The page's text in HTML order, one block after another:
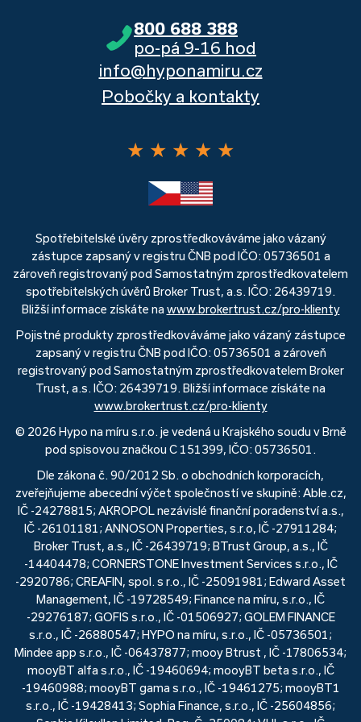
800 688 388
po-pá 9-16 hod
info@hyponamiru.cz
Pobočky a kontakty
★ ★ ★ ★ ★
Spotřebitelské úvěry zprostředkováváme jako vázaný
zástupce zapsaný v registru ČNB pod IČO: 05736501 a
zároveň registrovaný pod Samostatným zprostředkovatelem
spotřebitelských úvěrů Broker Trust, a.s. IČO: 26439719.
Bližší informace získáte na www.brokertrust.cz/pro-klienty
Pojistné produkty zprostředkováváme jako vázaný zástupce
zapsaný v registru ČNB pod IČO: 05736501 a zároveň
registrovaný pod Samostatným zprostředkovatelem Broker
Trust, a.s. IČO: 26439719. Bližší informace získáte na
www.brokertrust.cz/pro-klienty
© 2026 Hypo na míru s.r.o. je vedená u Krajského soudu v Brně
pod spisovou značkou C 151399, IČO: 05736501.
Dle zákona č. 90/2012 Sb. o obchodních korporacích,
zveřejňujeme abecední výčet společností ve skupině: Able.cz,
IČ -24278815; AKROPOL nezávislé finanční poradenství a.s.,
IČ -26101181; ANNOSON Properties, s.r.o, IČ -27911284;
Broker Trust, a.s., IČ -26439719; BTrust Group, a.s., IČ
-14404478; CORNERSTONE Investment Services s.r.o., IČ
-2920786; CREAFIN, spol. s r.o., IČ -25091981; Edward Asset
Management, IČ -19728549; Finance na míru, s.r.o., IČ
-29276187; GOFIS s.r.o., IČ -01506927; GOLEM FINANCE
s.r.o., IČ -26880547; HYPO na míru, s.r.o., IČ -05736501;
Mindee app s.r.o., IČ -06437877; mooy Btrust , IČ -17806534;
mooyBT alfa s.r.o., IČ -19460694; mooyBT beta s.r.o., IČ
-19460988; mooyBT gama s.r.o., IČ -19461275; mooyBT1
s.r.o., IČ -19428413; Sophia Finance, s.r.o., IČ -25604856;